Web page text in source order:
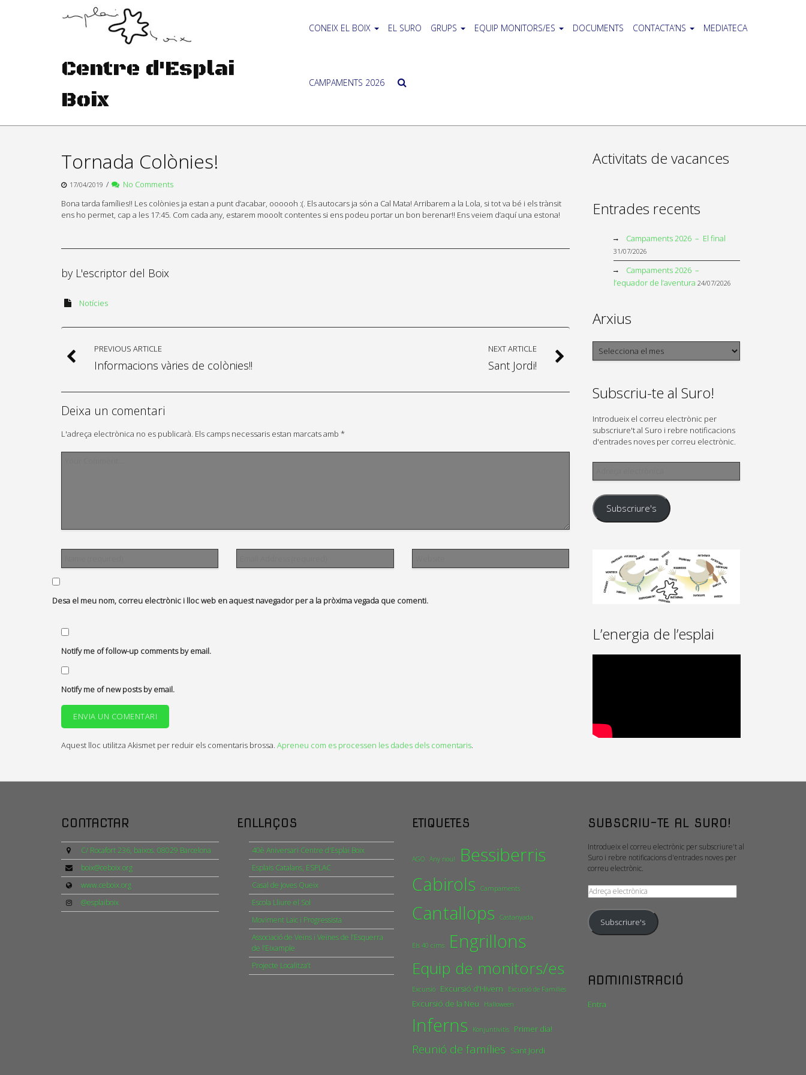
Centre d'Esplai
Boix
CONEIX EL BOIX EL SURO GRUPS EQUIP MONITORS/ES DOCUMENTS CONTACTA’NS MEDIATECA
CAMPAMENTS 2026
Tornada Colònies!
17/04/2019 /
No Comments
Bona tarda famílies!! Les colònies ja estan a punt d’acabar, oooooh :(. Els autocars ja són a Cal Mata! Arribarem a la Lola, si tot va bé i els trànsit
ens ho permet, cap a les 17:45. Com cada any, estarem mooolt contentes si ens podeu portar un bon berenar!! Ens veiem d’aquí una estona!
by L'escriptor del Boix
Notícies
PREVIOUS ARTICLE
Informacions vàries de colònies!!
NEXT ARTICLE
Sant Jordi!
Deixa un comentari
L'adreça electrònica no es publicarà. Els camps necessaris estan marcats amb *
Desa el meu nom, correu electrònic i lloc web en aquest navegador per a la pròxima vegada que comenti.
Notify me of follow-up comments by email.
Notify me of new posts by email.
Aquest lloc utilitza Akismet per reduir els comentaris brossa. Apreneu com es processen les dades dels comentaris.
Activitats de vacances
Entrades recents
Campaments 2026 – El final
31/07/2026
Campaments 2026 –
l’equador de l’aventura 24/07/2026
Arxius
Arxius
Subscriu-te al Suro!
Introdueix el correu electrònic per
subscriure't al Suro i rebre notificacions
d'entrades noves per correu electrònic.
Adreça
Subscriure's
L’energia de l’esplai
CONTACTAR
C/ Rocafort 236, baixos. 08029 Barcelona
boix@ceboix.org
www.ceboix.org
@esplaiboix
ENLLAÇOS
40è Aniversari Centre d'Esplai Boix
Esplais Catalans, ESPLAC
Casal de Joves Queix
Escola Lliure el Sol
Moviment Laic i Progressista
Associació de Veïns i Veïnes de l’Esquerra
de l’Eixample
Projecte Localitza’t
ETIQUETES
AGO Any nou! Bessiberris
Cabirols Campaments
Cantallops Castanyada
Els 40 cims Engrillons
Equip de monitors/es
Excursió Excursió d'Hivern Excursió de Famílies
Excursió de la Neu Halloween
Inferns Konjuntivitis Primer dia!
Reunió de famílies Sant Jordi
SUBSCRIU-TE AL SURO!
Introdueix el correu electrònic per subscriure't al
Suro i rebre notificacions d'entrades noves per
correu electrònic.
Adreça
electrònica
Subscriure's
ADMINISTRACIÓ
Entra